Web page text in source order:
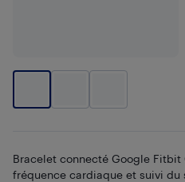
Bracelet connecté Google
fréquence cardiaque et suivi du